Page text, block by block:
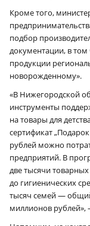
Кроме того,
подбор
документации, в том
продукции
новорожденному».
«В Нижегородской
инструменты
на товары для
сертификат
рублей можно
предприятий. В
две тысячи
до гигиенических
тысяч семей —
миллионов